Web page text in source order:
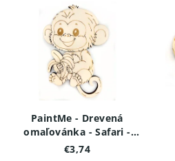
PaintMe - Drevená
omaľovánka - Safari -
Opička s banánom
€3,74